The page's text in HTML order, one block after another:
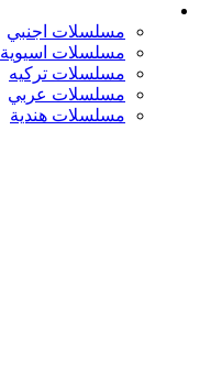
مسلسلات اجنبي
مسلسلات اسيوية
مسلسلات تركيه
مسلسلات عربي
مسلسلات هندية